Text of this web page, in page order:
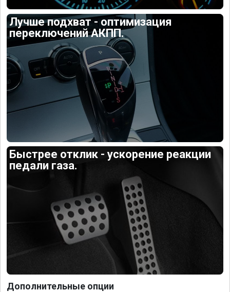
Лучше подхват - оптимизация
переключений АКПП.
Быстрее отклик - ускорение реакции
педали газа.
Дополнительные опции